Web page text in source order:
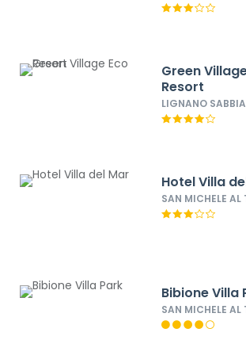
Green
Resort
LIGNANO
Hotel Villa
SAN MICHELE
Bibione Villa
SAN MICHELE